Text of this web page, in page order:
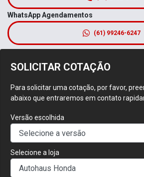
SOLICITAR COTAÇÃO
Para solicitar uma cotação, por favor,
abaixo que entraremos em contato
Versão escolhida
Selecione a loja
WhatsApp Agendamentos
(61) 99246-6247